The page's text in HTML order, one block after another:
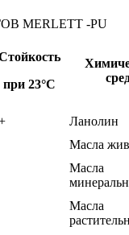
MERLETT -PU
при 23°С
Ланолин
Масла
Масла
Масла